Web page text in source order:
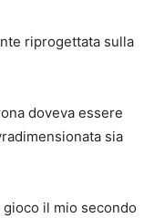
riprogettata sulla
doveva essere
sia
il mio secondo